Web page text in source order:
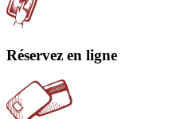
Réservez en ligne